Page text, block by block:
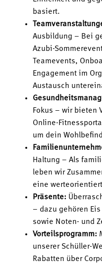
basiert.
Ausbildung – Bei
Azubi-
Teamevents,
Engagement im
Austausch
Fokus – wir bieten
Online-
um dein
Haltung – Als
leben wir
eine
Präsente:
– dazu gehören
sowie Noten- und
Vorteilsprogramm:
unserer Schüller-
Rabatten über